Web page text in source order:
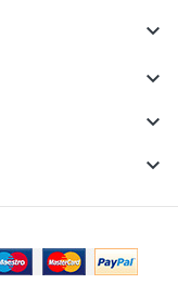



